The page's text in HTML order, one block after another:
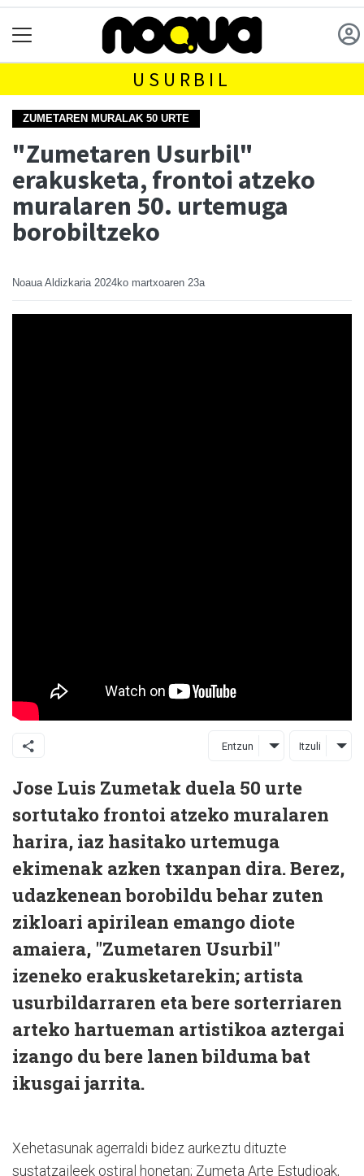
USURBIL
ZUMETAREN MURALAK 50 URTE
"Zumetaren Usurbil"
erakusketa, frontoi atzeko
muralaren 50. urtemuga
borobiltzeko
Noaua Aldizkaria 2024ko martxoaren 23a
Entzun Itzuli
Jose Luis Zumetak duela 50 urte
sortutako frontoi atzeko muralaren
harira, iaz hasitako urtemuga
ekimenak azken txanpan dira. Berez,
udazkenean borobildu behar zuten
zikloari apirilean emango diote
amaiera, "Zumetaren Usurbil"
izeneko erakusketarekin; artista
usurbildarraren eta bere sorterriaren
arteko hartueman artistikoa aztergai
izango du bere lanen bilduma bat
ikusgai jarrita.
Xehetasunak agerraldi bidez aurkeztu dituzte
sustatzaileek ostiral honetan; Zumeta Arte Estudioak,